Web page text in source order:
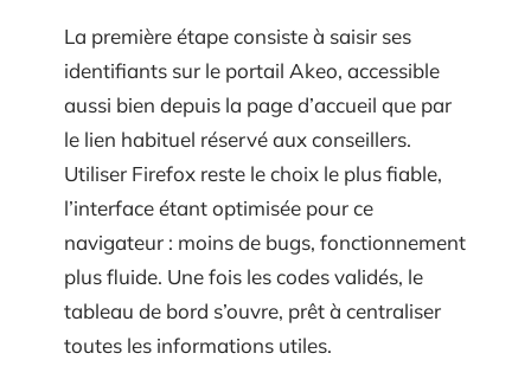
La première étape consiste à saisir ses
identifiants sur le portail Akeo, accessible
aussi bien depuis la page d’accueil que par
le lien habituel réservé aux conseillers.
Utiliser Firefox reste le choix le plus fiable,
l’interface étant optimisée pour ce
navigateur : moins de bugs, fonctionnement
plus fluide. Une fois les codes validés, le
tableau de bord s’ouvre, prêt à centraliser
toutes les informations utiles.